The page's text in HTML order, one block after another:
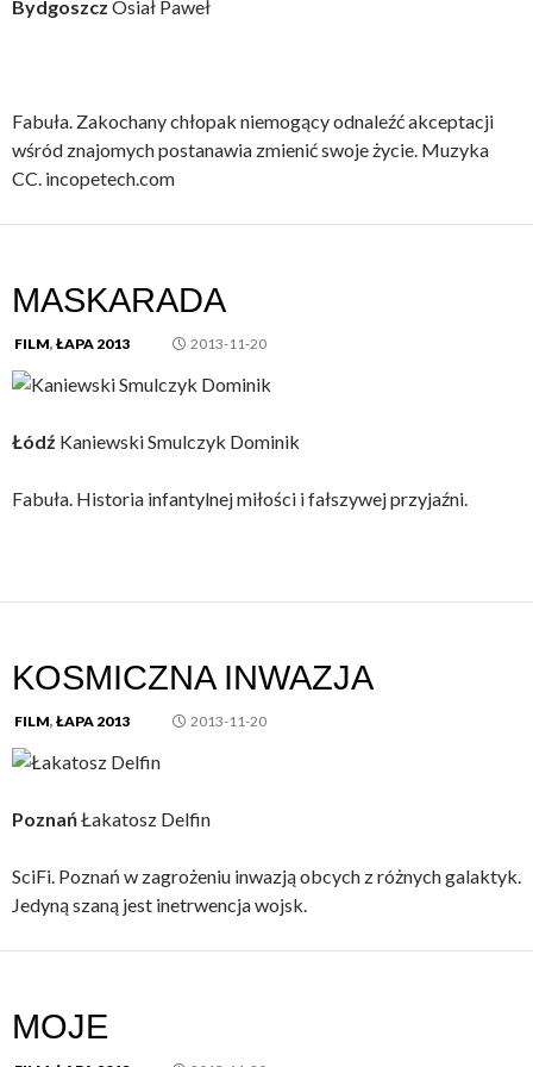
Bydgoszcz Osiał Paweł
Fabuła. Zakochany chłopak niemogący odnaleźć akceptacji
wśród znajomych postanawia zmienić swoje życie. Muzyka
CC. incopetech.com
MASKARADA
FILM, ŁAPA 2013 2013-11-20
Łódź Kaniewski Smulczyk Dominik
Fabuła. Historia infantylnej miłości i fałszywej przyjaźni.
KOSMICZNA INWAZJA
FILM, ŁAPA 2013 2013-11-20
PoznańŁakatosz Delfin
SciFi. Poznań w zagrożeniu inwazją obcych z różnych galaktyk.
Jedyną szaną jest inetrwencja wojsk.
MOJE